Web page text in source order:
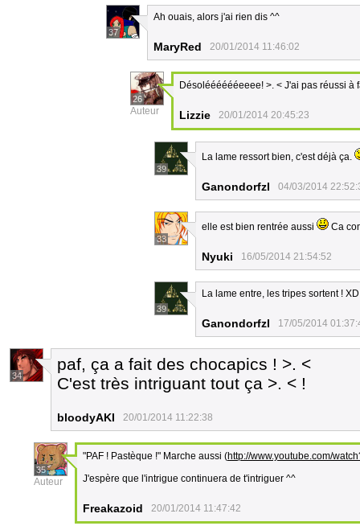
37
Ah ouais, alors j'ai rien dis ^^
MaryRed 20/01/2014 11:46:02
26
Auteur
Désolééééééeeee! >. < J'ai pas réussi à
Lizzie 20/01/2014 20:45:23
39
La lame ressort bien, c'est déjà ça.
Ganondorfzl 04/03/2014
33
elle est bien rentrée aussi Ca
Nyuki 16/05/2014 21:54:52
39
La lame entre, les tripes sortent ! XD
Ganondorfzl 17/05/2014
34
paf, ça a fait des chocapics ! >. <
C'est très intriguant tout ça >. < !
bloodyAKI 20/01/2014 11:22:38
35
Auteur
"PAF ! Pastèque !" Marche aussi (http://www.youtube.com/
J'espère que l'intrigue continuera de t'intriguer ^^
Freakazoid 20/01/2014 11:47:42